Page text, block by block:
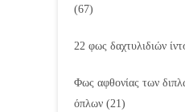
(67)
22 φως δαχτυλιδιών
Φως αφθονίας των
όπλων (21)